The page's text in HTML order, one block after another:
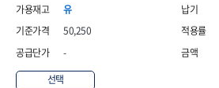
- 절연비트
- 절연드라이버교체날
- 절연라쳇렌치
- 절연라쳇렌치세트
유
50,250
-
선택